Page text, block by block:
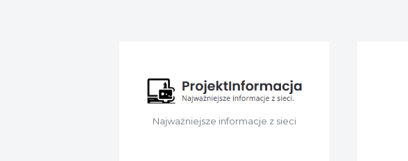
Najważniejsze informacje z sieci